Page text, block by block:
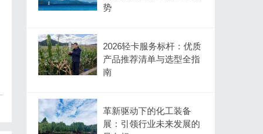
势
2026轻卡服务标杆：优质
产品推荐清单与选型全指
南
革新驱动下的化工装备
展：引领行业未来发展的